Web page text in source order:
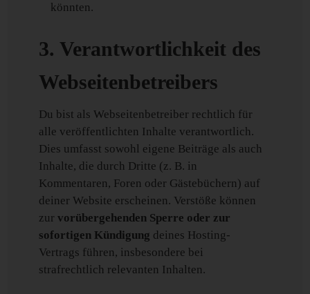
könnten.
3. Verantwortlichkeit des
Webseitenbetreibers
Du bist als Webseitenbetreiber rechtlich für
alle veröffentlichten Inhalte verantwortlich.
Dies umfasst sowohl eigene Beiträge als auch
Inhalte, die durch Dritte (z. B. in
Kommentaren, Foren oder Gästebüchern) auf
deiner Website erscheinen. Verstöße können
zurvorübergehenden Sperre oder zur
sofortigen Kündigung deines Hosting-
Vertrags führen, insbesondere bei
strafrechtlich relevanten Inhalten.